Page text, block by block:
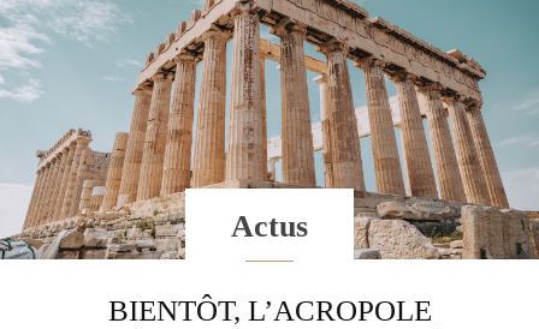
Actus
BIENTÔT, L’ACROPOLE